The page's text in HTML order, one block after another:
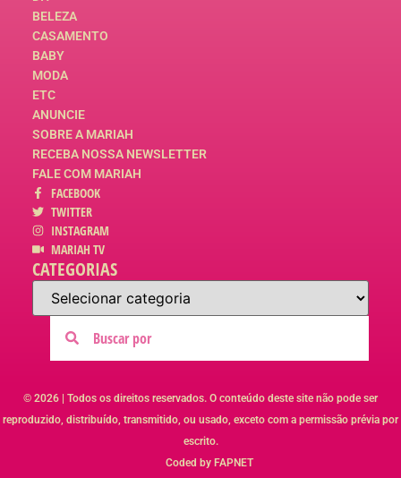
BELEZA
CASAMENTO
BABY
MODA
ETC
ANUNCIE
SOBRE A MARIAH
RECEBA NOSSA NEWSLETTER
FALE COM MARIAH
FACEBOOK
TWITTER
INSTAGRAM
MARIAH TV
CATEGORIAS
© 2026 | Todos os direitos reservados. O conteúdo deste site não pode ser
reproduzido, distribuído, transmitido, ou usado, exceto com a permissão prévia por
escrito.
Coded by FAPNET